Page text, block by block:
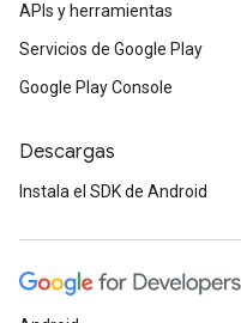
APIs y herramientas
Servicios de Google Play
Google Play Console
Descargas
Instala el SDK de Android